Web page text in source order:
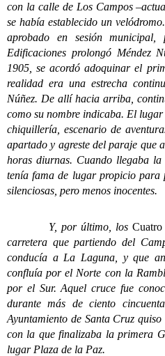
con la calle de Los Campos
se había establecido un
aprobado en sesión
Edificaciones prolongó Méndez
1905, se acordó adoquinar el
realidad era una estrecha
Núñez. De allí hacia arriba,
como su nombre indicaba. El
chiquillería, escenario de
apartado y agreste del paraje que
horas diurnas. Cuando llegaba
tenía fama de lugar propicio para
silenciosas, pero menos inocentes.
Y, por último, los
carretera que partiendo del
conducía a La Laguna, y que
confluía por el Norte con la
por el Sur. Aquel cruce fue
durante más de ciento
Ayuntamiento de Santa Cruz
con la que finalizaba la primera
lugar Plaza de la Paz.